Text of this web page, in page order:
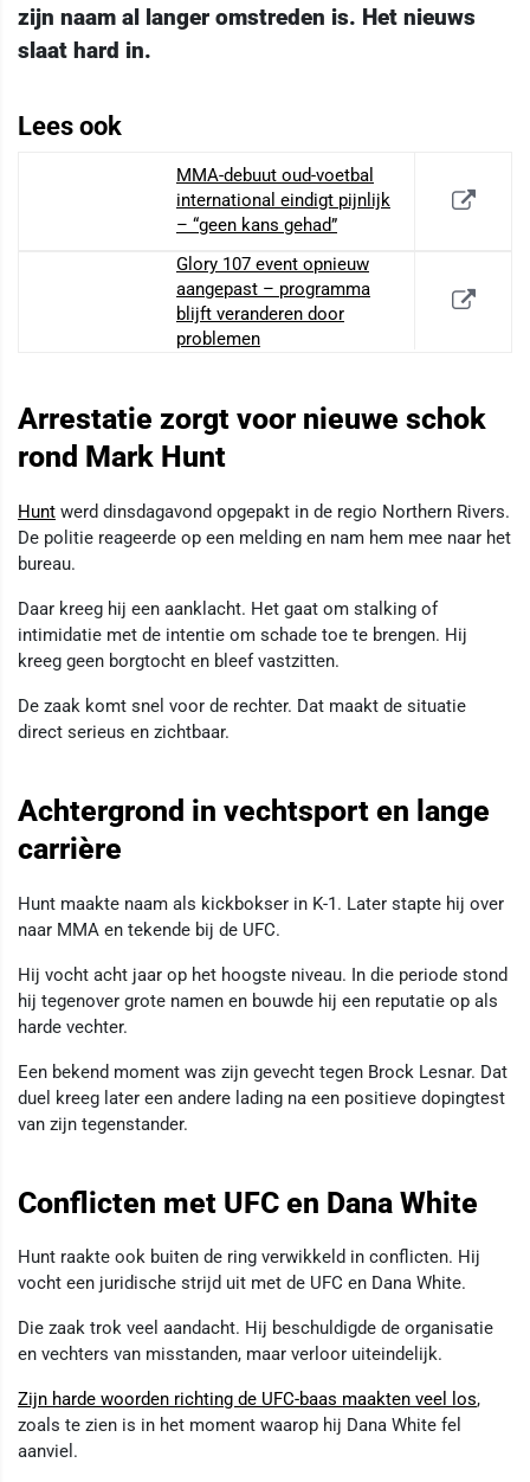
zijn naam al langer omstreden is. Het nieuws
slaat hard in.
Lees ook
MMA-debuut oud-voetbal
international eindigt pijnlijk
– “geen kans gehad”
Glory 107 event opnieuw
aangepast – programma
blijft veranderen door
problemen
Arrestatie zorgt voor nieuwe schok
rond Mark Hunt
Hunt werd dinsdagavond opgepakt in de regio Northern Rivers.
De politie reageerde op een melding en nam hem mee naar het
bureau.
Daar kreeg hij een aanklacht. Het gaat om stalking of
intimidatie met de intentie om schade toe te brengen. Hij
kreeg geen borgtocht en bleef vastzitten.
De zaak komt snel voor de rechter. Dat maakt de situatie
direct serieus en zichtbaar.
Achtergrond in vechtsport en lange
carrière
Hunt maakte naam als kickbokser in K-1. Later stapte hij over
naar MMA en tekende bij de UFC.
Hij vocht acht jaar op het hoogste niveau. In die periode stond
hij tegenover grote namen en bouwde hij een reputatie op als
harde vechter.
Een bekend moment was zijn gevecht tegen Brock Lesnar. Dat
duel kreeg later een andere lading na een positieve dopingtest
van zijn tegenstander.
Conflicten met UFC en Dana White
Hunt raakte ook buiten de ring verwikkeld in conflicten. Hij
vocht een juridische strijd uit met de UFC en Dana White.
Die zaak trok veel aandacht. Hij beschuldigde de organisatie
en vechters van misstanden, maar verloor uiteindelijk.
Zijn harde woorden richting de UFC-baas maakten veel los,
zoals te zien is in het moment waarop hij Dana White fel
aanviel.